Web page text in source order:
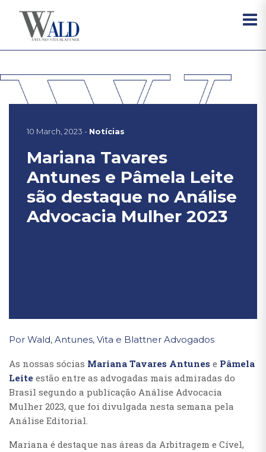
10 March, 2023 - Notícias
Mariana Tavares
Antunes e Pâmela Leite
são destaque no Análise
Advocacia Mulher 2023
Por Wald, Antunes, Vita e Blattner Advogados
As nossas sócias Mariana Tavares Antunes e Pâmela
Leite estão entre as advogadas mais admiradas do
Brasil segundo a publicação Análise Advocacia
Mulher 2023, que foi divulgada nesta semana pela
Análise Editorial.
Mariana é destaque nas áreas da Arbitragem e Cível,